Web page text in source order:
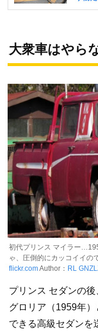
大衆車はやら
初代プリンス マイラー
ゃ、圧倒的にカッコイイの
flickr.comAuthor： RL
プリンス セダンの
グロリア（1959年
できる高級セダンを